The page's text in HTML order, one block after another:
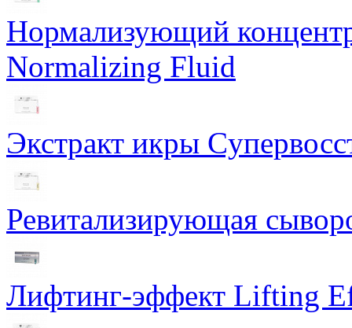
Нормализующий
Normalizing Fluid
Экстракт икры
Ревитализирующая
Лифтинг-эффект Lifting